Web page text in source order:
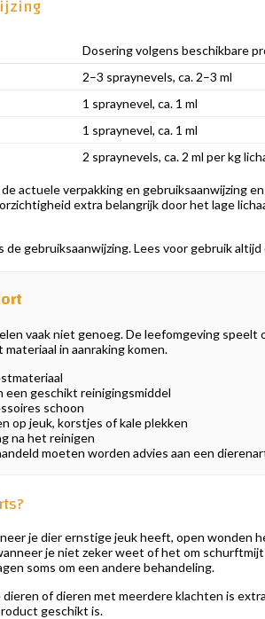
Dosering volgens beschikbare
2–3 spraynevels, ca. 2–3 ml
1 spraynevel, ca. 1 ml
1 spraynevel, ca. 1 ml
2 spraynevels, ca. 2 ml per kg
actuele verpakking en gebruiksaanwijzing
extra belangrijk door het lage
de gebruiksaanwijzing. Lees voor gebruik
vaak niet genoeg. De leefomgeving speelt
in aanraking komen.
geschikt reinigingsmiddel
schoon
op jeuk, korstjes of kale plekken
na het reinigen
moeten worden advies aan een
je dier ernstige jeuk heeft, open wonden
je niet zeker weet of het om
soms om een andere behandeling.
of dieren met meerdere klachten is
geschikt is.